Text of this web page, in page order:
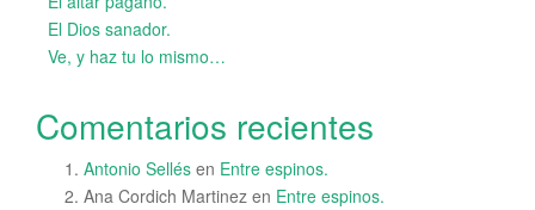
El Dios sanador.
Ve, y haz tu lo mismo…
Comentarios recientes
Antonio Sellés en Entre espinos.
Ana Cordich Martinez en Entre espinos.